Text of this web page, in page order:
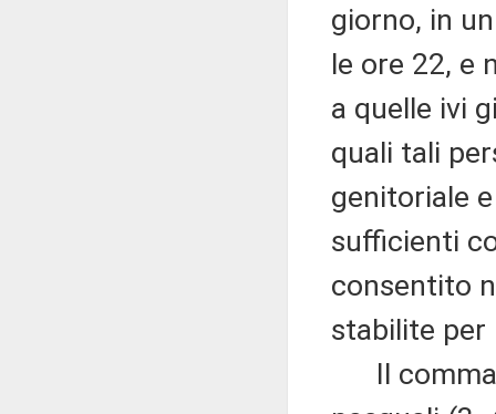
giorno, in
le ore 22, e
a quelle ivi
quali tali
genitoriale
sufficienti
consentito
stabilite per
Il comma